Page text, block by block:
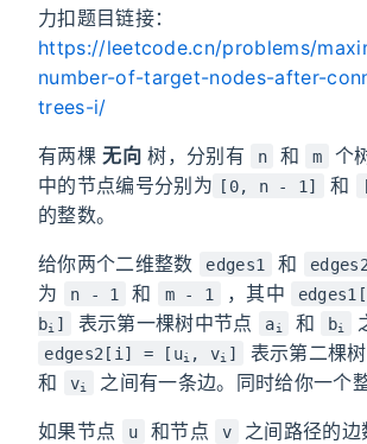
力扣题目链接：
https://leetcode.cn/problems/
number-of-target-nodes-after-
trees-i/
有两棵无向树，分别有 n 和 m
个
中的节点编号分别为 [0, n - 1] 和
的整数。
给你两个二维整数 edges1 和 edges2
为
n - 1 和 m - 1 ，其中
bi ] 表示第一棵树中节点 ai 和 bi
edges2[i] = [ui , vi ] 表示第二棵
和 vi 之间有一条边。同时给你一个
如果节点 u 和节点 v 之间路径的